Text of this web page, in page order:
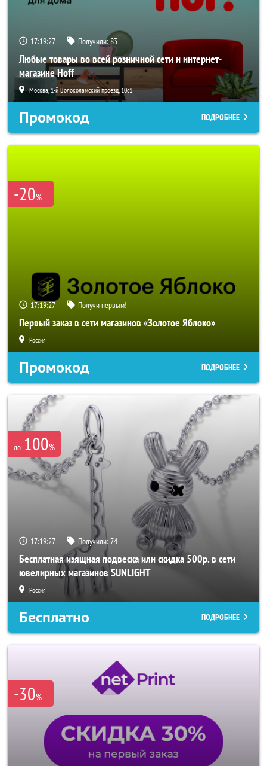
17:19:25 Получили:83
Любые товары во всей розничной сети и интернет-
магазине Hoff
Москва, 1-й Волоколамский проезд, 10с1
Промокод ПОДРОБНЕЕ
-20%
17:19:25 Получи первым!
Первый заказ в сети магазинов «Золотое Яблоко»
Россия
Промокод ПОДРОБНЕЕ
до 100%
17:19:25 Получили:74
Бесплатная изящная подвеска или скидка 500р. в сети
ювелирных магазинов SUNLIGHT
Россия
Бесплатно ПОДРОБНЕЕ
-30%